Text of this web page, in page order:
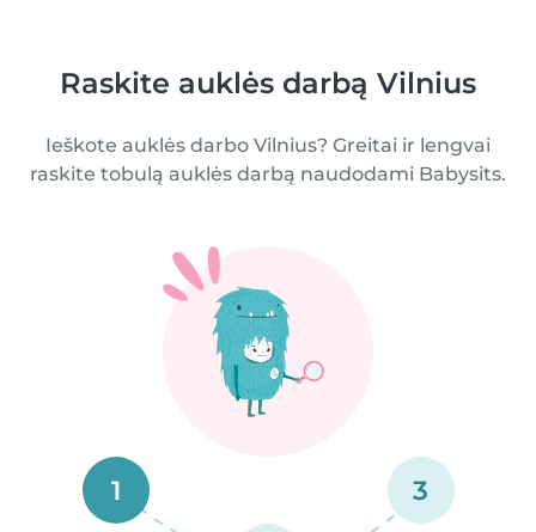
Raskite auklės darbą Vilnius
Ieškote auklės darbo Vilnius? Greitai ir lengvai
raskite tobulą auklės darbą naudodami Babysits.
1 3